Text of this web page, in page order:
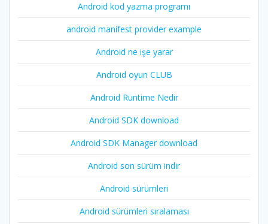
Android kod yazma programı
android manifest provider example
Android ne işe yarar
Android oyun CLUB
Android Runtime Nedir
Android SDK download
Android SDK Manager download
Android son sürüm indir
Android sürümleri
Android sürümleri sıralaması